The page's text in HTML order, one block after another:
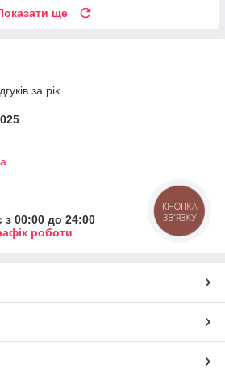
ще
за рік
з 00:00 до 24:00
роботи
КНОПКА
ЗВ'ЯЗКУ